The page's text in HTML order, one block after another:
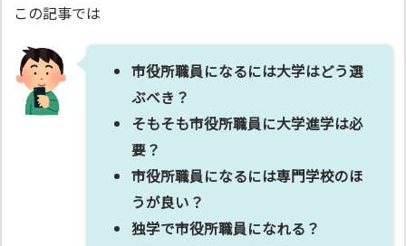
この記事では
市役所職員になるには大学はどう選
ぶべき？
そもそも市役所職員に大学進学は必
要？
市役所職員になるには専門学校のほ
うが良い？
独学で市役所職員になれる？